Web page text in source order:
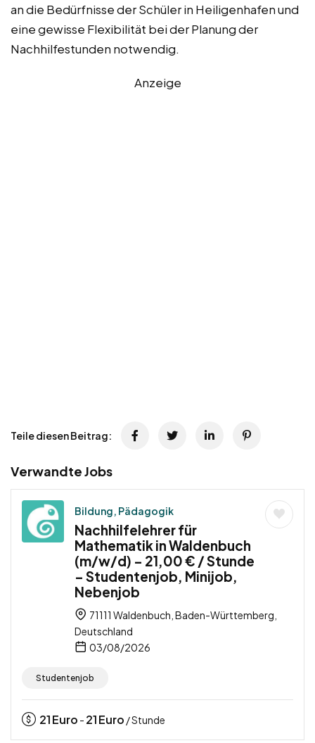
an die Bedürfnisse der Schüler in Heiligenhafen und
eine gewisse Flexibilität bei der Planung der
Nachhilfestunden notwendig.
Anzeige
Teile diesen Beitrag:
Verwandte Jobs
Bildung, Pädagogik
Nachhilfelehrer für
Mathematik in Waldenbuch
(m/w/d) – 21,00 € / Stunde
– Studentenjob, Minijob,
Nebenjob
71111 Waldenbuch, Baden-Württemberg,
Deutschland
03/08/2026
Studentenjob
21Euro - 21Euro / Stunde